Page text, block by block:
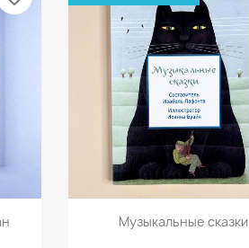
Просмотр
Музыкальные сказки